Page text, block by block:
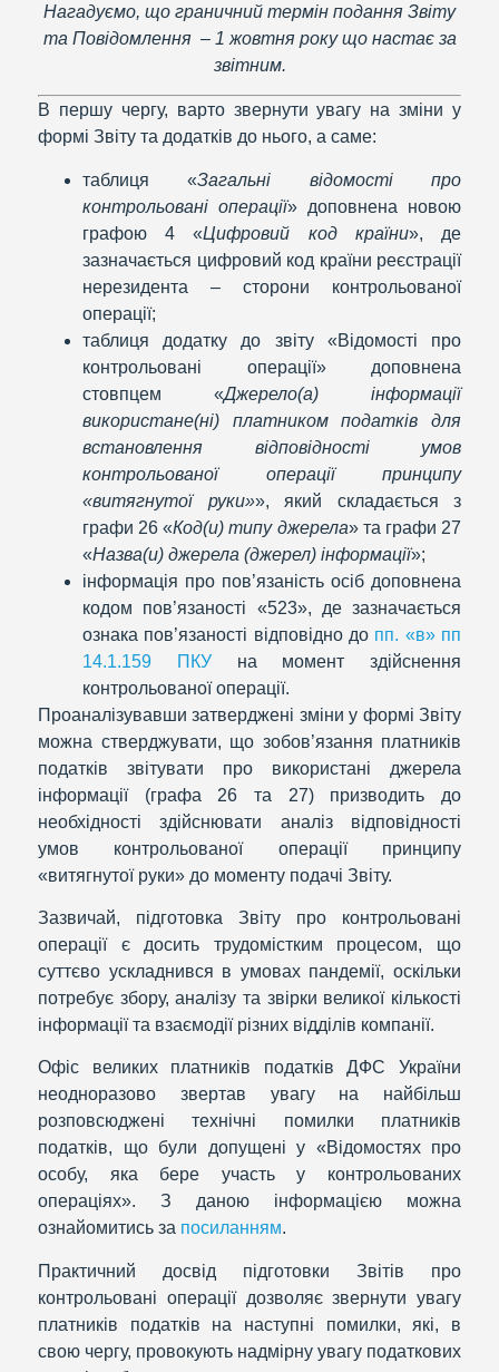
Нагадуємо, що граничний термін подання Звіту
та Повідомлення – 1 жовтня року що настає за
звітним.
В першу чергу, варто звернути увагу на зміни у
формі Звіту та додатків до нього, а саме:
таблиця «Загальні відомості про
контрольовані операції» доповнена новою
графою 4 «Цифровий код країни», де
зазначається цифровий код країни реєстрації
нерезидента – сторони контрольованої
операції;
таблиця додатку до звіту «Відомості про
контрольовані операції» доповнена
стовпцем «Джерело(а) інформації
використане(ні) платником податків для
встановлення відповідності умов
контрольованої операції принципу
«витягнутої руки»», який складається з
графи 26 «Код(и) типу джерела» та графи 27
«Назва(и) джерела (джерел) інформації»;
інформація про пов’язаність осіб доповнена
кодом пов’язаності «523», де зазначається
ознака пов’язаності відповідно до пп. «в» пп
14.1.159 ПКУна момент здійснення
контрольованої операції.
Проаналізувавши затверджені зміни у формі Звіту
можна стверджувати, що зобов’язання платників
податків звітувати про використані джерела
інформації (графа 26 та 27) призводить до
необхідності здійснювати аналіз відповідності
умов контрольованої операції принципу
«витягнутої руки» до моменту подачі Звіту.
Зазвичай, підготовка Звіту про контрольовані
операції є досить трудомістким процесом, що
суттєво ускладнився в умовах пандемії, оскільки
потребує збору, аналізу та звірки великої кількості
інформації та взаємодії різних відділів компанії.
Офіс великих платників податків ДФС України
неодноразово звертав увагу на найбільш
розповсюджені технічні помилки платників
податків, що були допущені у «Відомостях про
особу, яка бере участь у контрольованих
операціях». З даною інформацією можна
ознайомитись за посиланням.
Практичний досвід підготовки Звітів про
контрольовані операції дозволяє звернути увагу
платників податків на наступні помилки, які, в
свою чергу, провокують надмірну увагу податкових